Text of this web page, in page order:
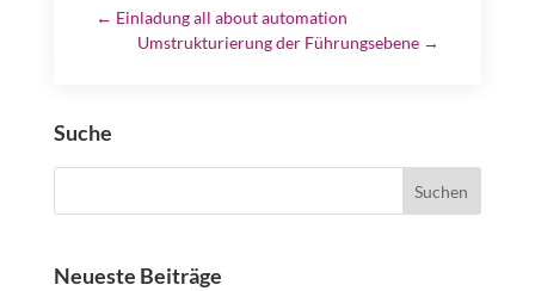
← Einladung all about automation
Umstrukturierung der Führungsebene →
Suche
Neueste Beiträge